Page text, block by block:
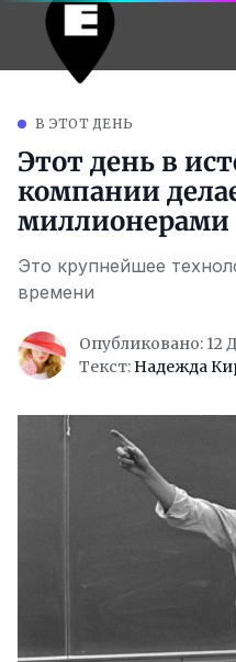
В ЭТОТ ДЕНЬ
Этот день в
компании
миллионерами
Это крупнейшее
времени
Опубликовано: 12
Текст: Надежда